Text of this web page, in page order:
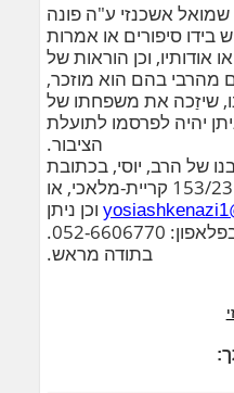
אשכנזי ע"ה פונה
סיפורים או אמרות
וכן הוראות של
מהרבי בהם הוא מוזכר,
שיזַכה את משפחתו של
יהיה לפרסמו לתועלת
הציבור.
של הרב, יוסי, בכתובת
הדואר: שדרות ירושלים 153/23 קריית-מלאכי, או
וכן ניתן
052-6606770.
בתודה מראש.